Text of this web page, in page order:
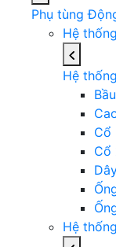
Phụ tùng
Hệ
Hệ
Cổ
Cổ
Hệ